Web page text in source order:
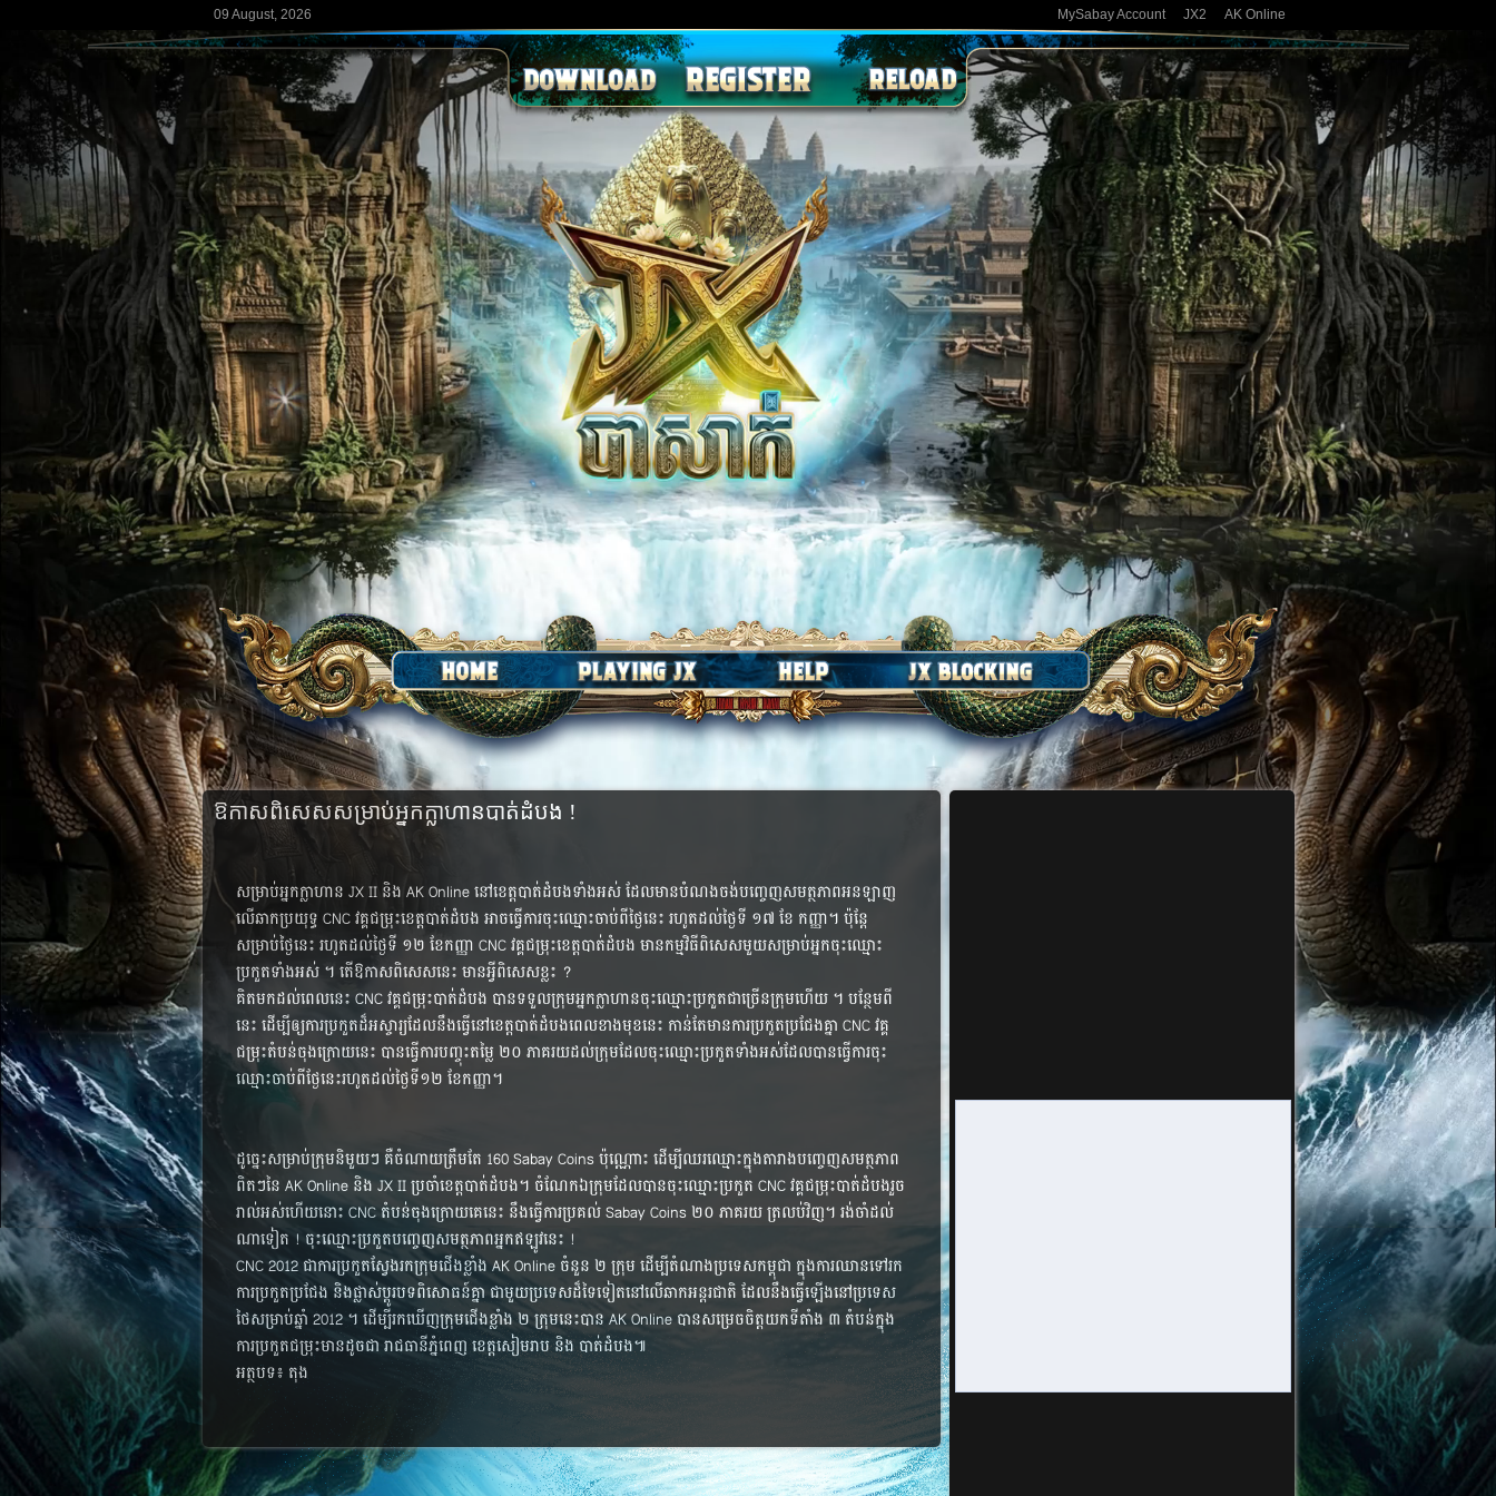
09 August, 2026 MySabay Account JX2 AK Online
ឱកាស​ពិសេស​សម្រាប់​អ្នក​ក្លាហាន​បាត់​ដំបង !
សម្រាប់​អ្នក​ក្លាហាន​ JX II និង AK Online នៅ​ខេត្ត​បាត់​ដំបង​ទាំង​អស់ ដែល​មាន​បំណង​ចង់​បញ្ចេញ​សមត្ថភាព​អនឡាញ​
លើ​ឆាក​ប្រយុទ្ធ​ CNC វគ្គ​ជម្រុះ​​ខេត្ត​បាត់​ដំបង​​ អាច​ធ្វើ​ការ​ចុះ​ឈ្មោះ​ចាប់​ពី​ថ្ងៃ​នេះ រហូត​ដល់​ថ្ងៃ​ទី ១៧ ខែ​ កញ្ញា។ ប៉ុន្តែ​
សម្រាប់​ថ្ងៃ​នេះ រហូត​ដល់​ថ្ងៃ​ទី ១២ ខែ​កញ្ញា CNC វគ្គ​ជម្រុះ​ខេត្ត​បាត់​ដំបង មាន​កម្មវិធី​ពិសេស​មួយ​សម្រាប់​អ្នក​ចុះ​ឈ្មោះ​
ប្រកួត​ទាំង​អស់ ។ តើ​ឱកាស​ពិសេស​នេះ មាន​អ្វី​ពិសេស​ខ្លះ ?
គិត​មក​ដល់​ពេល​នេះ CNC វគ្គ​ជម្រុះ​បាត់​ដំបង​ បាន​ទទួល​ក្រុម​អ្នក​ក្លាហាន​ចុះ​ឈ្មោះ​ប្រកួត​ជា​ច្រើន​ក្រុម​ហើយ ។ បន្ថែម​ពី​
នេះ ដើម្បី​ឲ្យ​ការ​ប្រកួត​ដ៏​អស្ចារ្យ​ដែល​នឹង​ធ្វើ​នៅ​ខេត្ត​បាត់​ដំបង​ពេល​ខាង​មុខ​នេះ​ កាន់​តែ​មាន​ការ​ប្រកួត​ប្រជែង​គ្នា CNC វគ្គ​
ជម្រុះ​តំបន់​ចុង​ក្រោយ​នេះ បាន​ធ្វើ​ការ​បញ្ចុះ​តម្លៃ​ ២០ ភាគ​រយ​ដល់​ក្រុម​ដែល​ចុះ​ឈ្មោះ​ប្រកួត​ទាំង​​អស់​ដែល​បាន​ធ្វើ​ការ​ចុះ​
ឈ្មោះ​ចាប់​ពី​ថ្ងែ​នេះ​រហូត​ដល់​ថ្ងៃ​ទី​១២​ ខែ​​កញ្ញា​។
ដូច្នេះ​សម្រាប់​ក្រុម​និមួយៗ គឺ​ចំណាយ​ត្រឹម​តែ 160 Sabay Coins ប៉ុណ្ណោះ ដើម្បី​​ឈរ​ឈ្មោះ​​ក្នុង​តារាង​បញ្ចេញ​សមត្ថភាព​
ពិត​ៗនៃ​ AK Online និង JX II ប្រចាំ​ខេត្ត​បាត់​ដំបង។ ចំណែក​ឯ​ក្រុម​ដែល​បាន​ចុះ​ឈ្មោះ​ប្រកួត​ CNC វគ្គ​ជម្រុះ​បាត់​ដំបង​រួច​
រាល់​អស់​ហើយ​នោះ CNC តំបន់​ចុង​ក្រោយ​គេ​នេះ នឹង​ធ្វើ​ការ​ប្រគល់​ Sabay Coins ២០ ភាគ​រយ​ ត្រលប់​វិញ។ រង់​ចាំ​ដល់​
ណា​ទៀត !​ ចុះ​ឈ្មោះ​ប្រកួត​បញ្ចេញ​សមត្ថភាព​អ្នក​ឥឡូវ​នេះ !
CNC 2012 ជា​ការ​ប្រកួត​ស្វែង​រក​ក្រុម​ជើង​ខ្លាំង AK Online ចំនួន ២ ក្រុម​ ដើម្បី​តំណាង​ប្រទេស​កម្ពុជា ក្នុង​ការ​​ឈាន​ទៅ​រក​
ការ​ប្រកួត​ប្រជែង និង​ផ្លាស់​ប្ដូរ​បទ​ពិសោធន៍​​គ្នា ​ជាមួយ​ប្រទេស​ដ៏​ទៃ​ទៀត​នៅ​លើ​ឆាក​អន្តរជាតិ ដែល​នឹង​ធ្វើ​ឡើង​នៅ​ប្រទេស​
ថៃ​សម្រាប់​ឆ្នាំ 2012 ។ ដើម្បី​រក​ឃើញ​ក្រុម​ជើង​ខ្លាំង ២ ក្រុម​នេះ​បាន​ AK Online​ បាន​សម្រេច​ចិត្ត​យក​ទីតាំង ៣ តំបន់​ក្នុង​
ការ​ប្រកួត​ជម្រុះ​មាន​ដូច​ជា រាជ​ធានី​ភ្នំពេញ ខេត្ត​សៀមរាប និង បាត់ដំបង៕
អត្ថបទ៖ តុង